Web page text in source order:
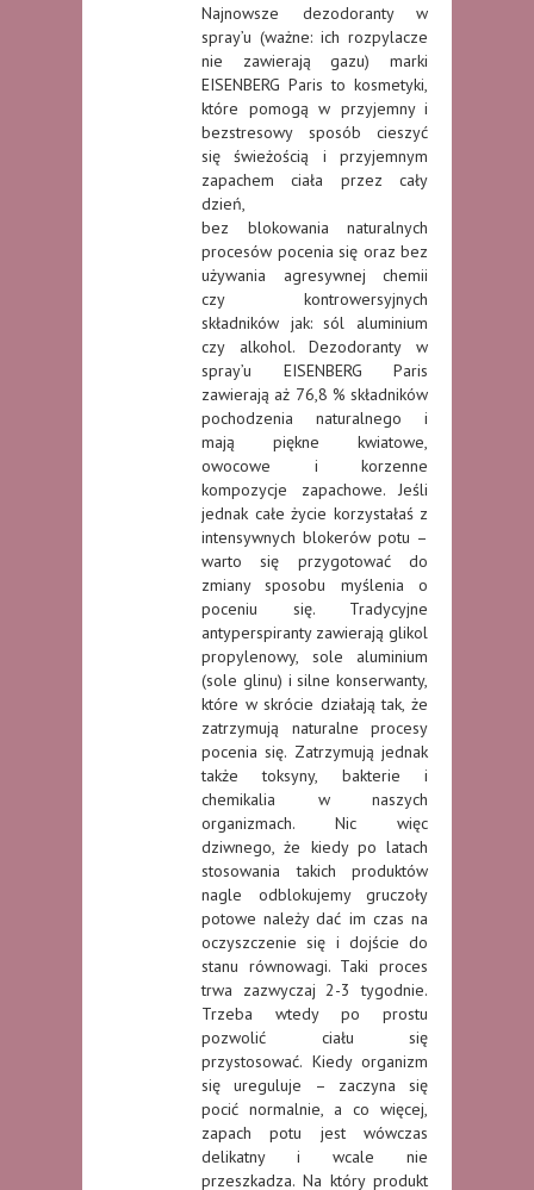
Najnowsze dezodoranty w
spray’u (ważne: ich rozpylacze
nie zawierają gazu) marki
EISENBERG Paris to kosmetyki,
które pomogą w przyjemny i
bezstresowy sposób cieszyć
się świeżością i przyjemnym
zapachem ciała przez cały
dzień,
bez blokowania naturalnych
procesów pocenia się oraz bez
używania agresywnej chemii
czy kontrowersyjnych
składników jak: sól aluminium
czy alkohol. Dezodoranty w
spray’u EISENBERG Paris
zawierają aż 76,8 % składników
pochodzenia naturalnego i
mają piękne kwiatowe,
owocowe i korzenne
kompozycje zapachowe. Jeśli
jednak całe życie korzystałaś z
intensywnych blokerów potu –
warto się przygotować do
zmiany sposobu myślenia o
poceniu się. Tradycyjne
antyperspiranty zawierają glikol
propylenowy, sole aluminium
(sole glinu) i silne konserwanty,
które w skrócie działają tak, że
zatrzymują naturalne procesy
pocenia się. Zatrzymują jednak
także toksyny, bakterie i
chemikalia w naszych
organizmach. Nic więc
dziwnego, że kiedy po latach
stosowania takich produktów
nagle odblokujemy gruczoły
potowe należy dać im czas na
oczyszczenie się i dojście do
stanu równowagi. Taki proces
trwa zazwyczaj 2-3 tygodnie.
Trzeba wtedy po prostu
pozwolić ciału się
przystosować. Kiedy organizm
się ureguluje – zaczyna się
pocić normalnie, a co więcej,
zapach potu jest wówczas
delikatny i wcale nie
przeszkadza. Na który produkt